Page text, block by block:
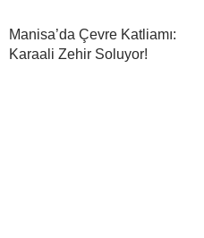
Manisa’da Çevre Katliamı:
Karaali Zehir Soluyor!